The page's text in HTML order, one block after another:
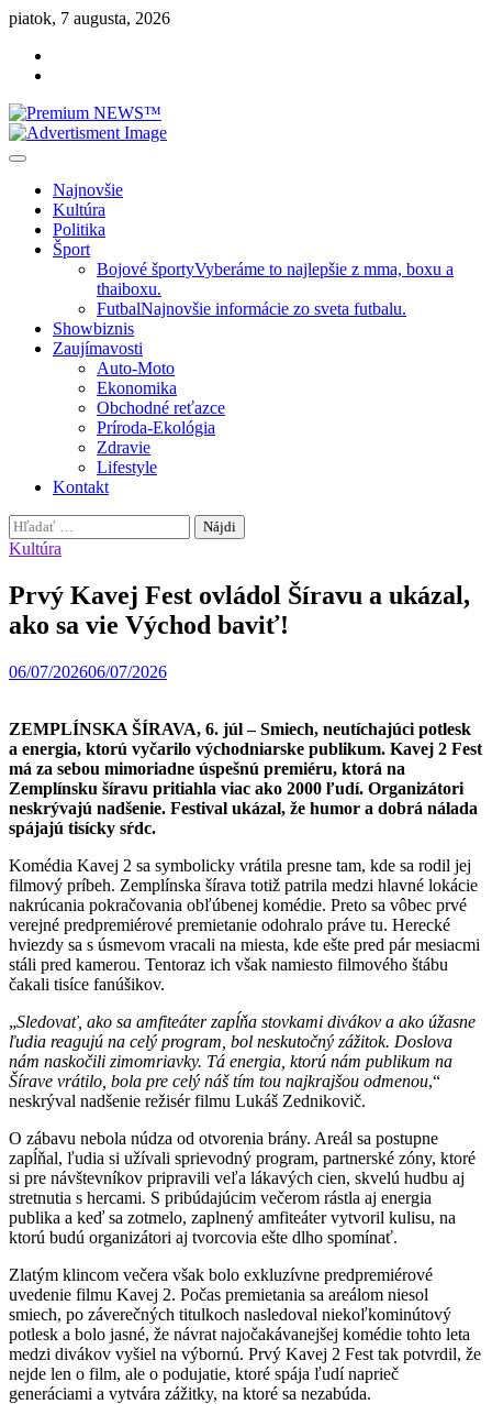
Skip
content
piatok, 7 augusta, 2026
Najnovšie
Kultúra
Politika
Šport
Bojové športyVyberáme to najlepšie z mma, boxu a
thaiboxu.
FutbalNajnovšie informácie zo sveta futbalu.
Showbiznis
Zaujímavosti
Auto-Moto
Ekonomika
Obchodné reťazce
Príroda-Ekológia
Zdravie
Lifestyle
Kontakt
Hľadať:
Kultúra
Prvý Kavej Fest ovládol Šíravu a ukázal,
ako sa vie Východ baviť!
06/07/202606/07/2026
ZEMPLÍNSKA ŠÍRAVA, 6. júl – Smiech, neutíchajúci potlesk
a energia, ktorú vyčarilo východniarske publikum. Kavej 2 Fest
má za sebou mimoriadne úspešnú premiéru, ktorá na
Zemplínsku šíravu pritiahla viac ako 2000 ľudí. Organizátori
neskrývajú nadšenie. Festival ukázal, že humor a dobrá nálada
spájajú tisícky sŕdc.
Komédia Kavej 2 sa symbolicky vrátila presne tam, kde sa rodil jej
filmový príbeh. Zemplínska šírava totiž patrila medzi hlavné lokácie
nakrúcania pokračovania obľúbenej komédie. Preto sa vôbec prvé
verejné predpremiérové premietanie odohralo práve tu. Herecké
hviezdy sa s úsmevom vracali na miesta, kde ešte pred pár mesiacmi
stáli pred kamerou. Tentoraz ich však namiesto filmového štábu
čakali tisíce fanúšikov.
„Sledovať, ako sa amfiteáter zapĺňa stovkami divákov a ako úžasne
ľudia reagujú na celý program, bol neskutočný zážitok. Doslova
nám naskočili zimomriavky. Tá energia, ktorú nám publikum na
Šírave vrátilo, bola pre celý náš tím tou najkrajšou odmenou,“
neskrýval nadšenie režisér filmu Lukáš Zednikovič.
O zábavu nebola núdza od otvorenia brány. Areál sa postupne
zapĺňal, ľudia si užívali sprievodný program, partnerské zóny, ktoré
si pre návštevníkov pripravili veľa lákavých cien, skvelú hudbu aj
stretnutia s hercami. S pribúdajúcim večerom rástla aj energia
publika a keď sa zotmelo, zaplnený amfiteáter vytvoril kulisu, na
ktorú budú organizátori aj tvorcovia ešte dlho spomínať.
Zlatým klincom večera však bolo exkluzívne predpremiérové
uvedenie filmu Kavej 2. Počas premietania sa areálom niesol
smiech, po záverečných titulkoch nasledoval niekoľkominútový
potlesk a bolo jasné, že návrat najočakávanejšej komédie tohto leta
medzi divákov vyšiel na výbornú. Prvý Kavej 2 Fest tak potvrdil, že
nejde len o film, ale o podujatie, ktoré spája ľudí naprieč
generáciami a vytvára zážitky, na ktoré sa nezabúda.